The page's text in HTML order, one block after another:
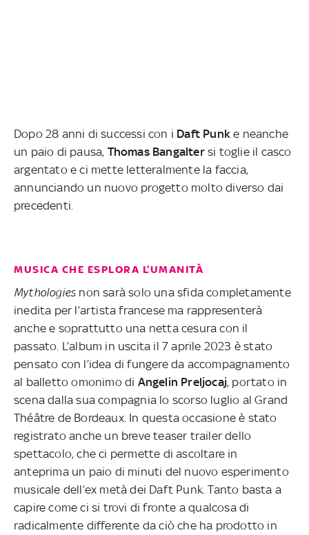
Dopo 28 anni di successi con i Daft Punk e neanche
un paio di pausa, Thomas Bangaltersi toglie il casco
argentato e ci mette letteralmente la faccia,
annunciando un nuovo progetto molto diverso dai
precedenti.
MUSICA CHE ESPLORA L’UMANITÀ
Mythologies non sarà solo una sfida completamente
inedita per l’artista francese ma rappresenterà
anche e soprattutto una netta cesura con il
passato. L’album in uscita il 7 aprile 2023 è stato
pensato con l’idea di fungere da accompagnamento
al balletto omonimo di Angelin Preljocaj, portato in
scena dalla sua compagnia lo scorso luglio al Grand
Théâtre de Bordeaux. In questa occasione è stato
registrato anche un breve teaser trailer dello
spettacolo, che ci permette di ascoltare in
anteprima un paio di minuti del nuovo esperimento
musicale dell’ex metà dei Daft Punk. Tanto basta a
capire come ci si trovi di fronte a qualcosa di
radicalmente differente da ciò che ha prodotto in